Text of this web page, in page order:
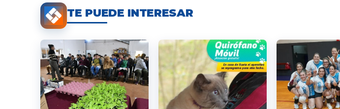
TE PUEDE INTERESAR